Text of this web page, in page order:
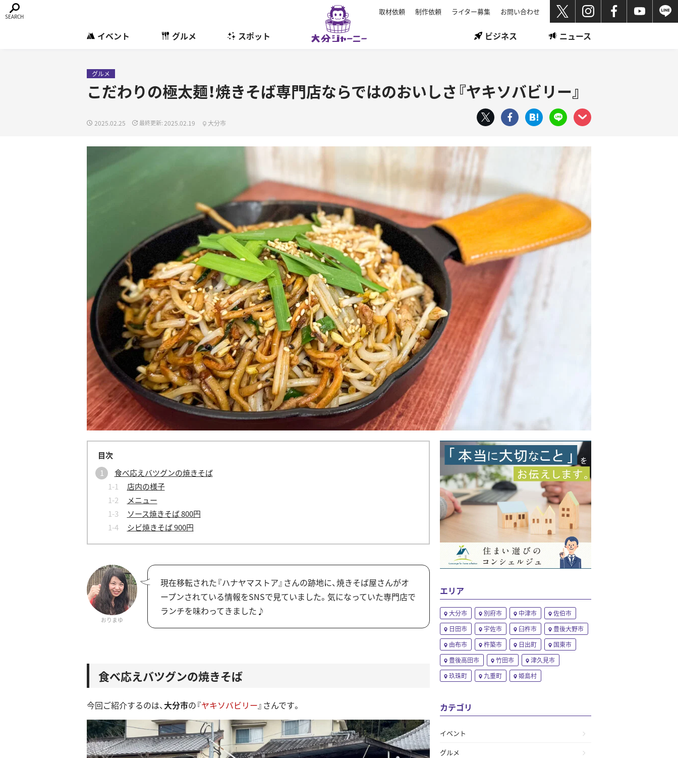
取材依頼 制作依頼 ライター募集 お問い合わせ
イベント グルメ スポット 暮らし ビジネス ニュース
グルメ
こだわりの極太麺！焼きそば専門店ならではのおいしさ『ヤキソバビリー』
2025.02.25 2025.02.19 大分市
食べ応えバツグンの焼きそば
店内の様子
メニュー
ソース焼きそば 800円
シビ焼きそば 900円
おりまゆ
現在移転された『ハナヤマストア』さんの跡地に、焼きそば屋さんがオ
ープンされている情報をSNSで見ていました。気になっていた専門店で
ランチを味わってきました♪
食べ応えバツグンの焼きそば
今回ご紹介するのは、 大分市の『ヤキソバビリー』さんです。
エリア
大分市 別府市 中津市
佐伯市
日田市
宇佐市 臼杵市
豊後大野市
由布市
杵築市 日出町
国東市
豊後高田市
竹田市
津久見市
玖珠町
九重町 姫島村
カテゴリ
イベント
グルメ